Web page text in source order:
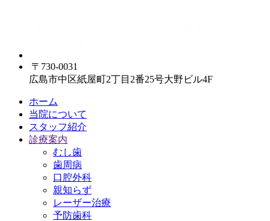
〒730-0031
広島市中区紙屋町2丁目2番25号大野ビル4F
ホーム
当院について
スタッフ紹介
診療案内
むし歯
歯周病
口腔外科
親知らず
レーザー治療
予防歯科